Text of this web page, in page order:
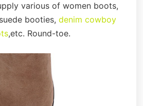
various of women boots,
booties, denim cowboy
,etc. Round-toe.